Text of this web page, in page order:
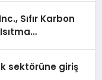
Sıfır Karbon
sektörüne giriş